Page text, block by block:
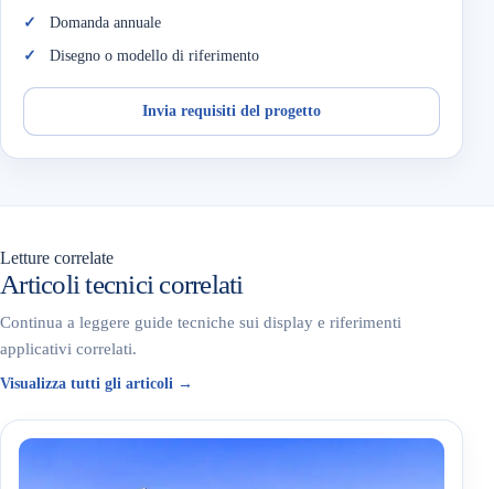
Domanda annuale
Disegno o modello di riferimento
Invia requisiti del progetto
Letture correlate
Articoli tecnici correlati
Continua a leggere guide tecniche sui display e riferimenti
applicativi correlati.
Visualizza tutti gli articoli →